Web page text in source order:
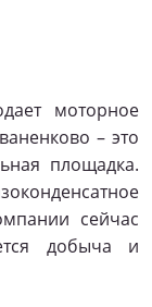
моторное
– это
площадка.
сейчас
добыча и